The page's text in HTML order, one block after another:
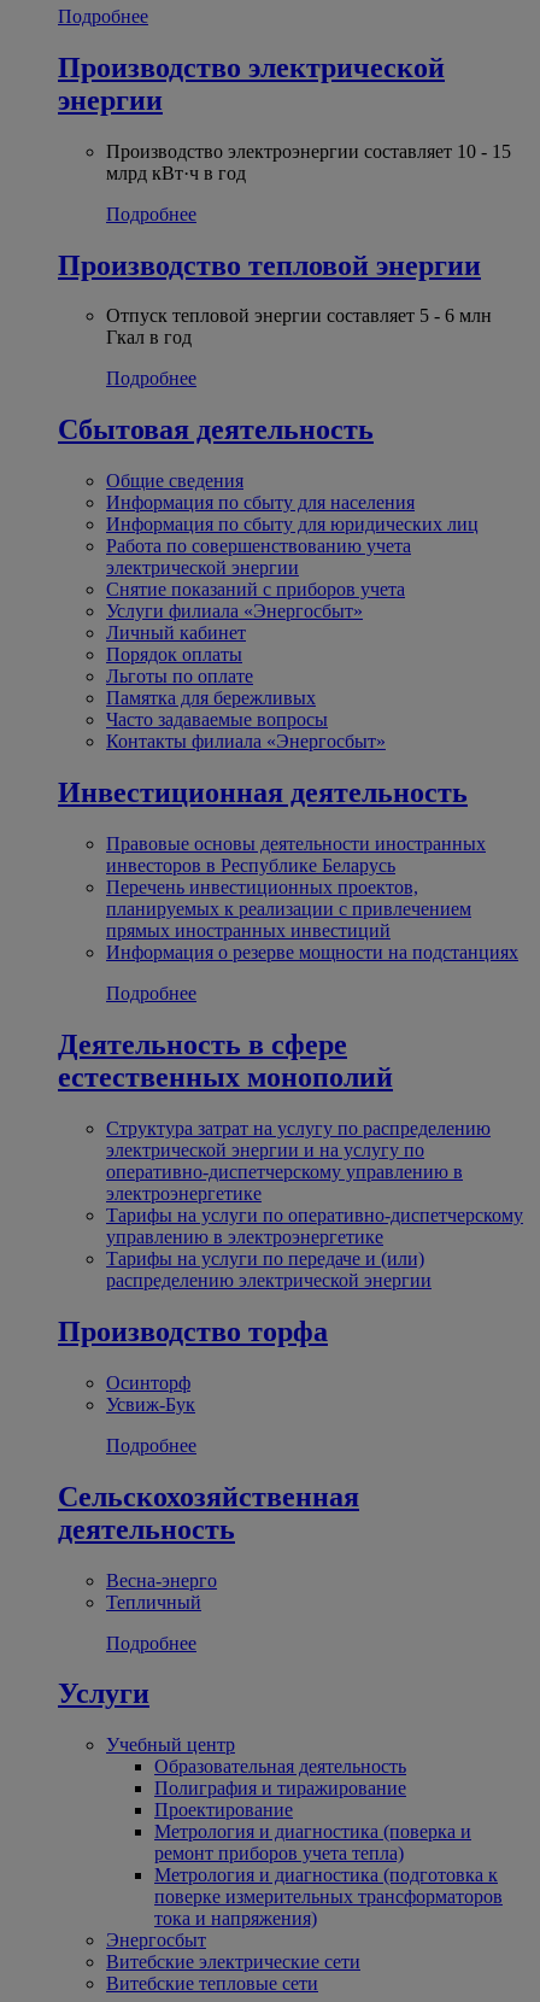
Подробнее
Производство электрической
энергии
Производство электроэнергии составляет 10 - 15
млрд кВт·ч в год
Подробнее
Производство тепловой энергии
Отпуск тепловой энергии составляет 5 - 6 млн
Гкал в год
Подробнее
Сбытовая деятельность
Общие сведения
Информация по сбыту для населения
Информация по сбыту для юридических лиц
Работа по совершенствованию учета
электрической энергии
Снятие показаний с приборов учета
Услуги филиала «Энергосбыт»
Личный кабинет
Порядок оплаты
Льготы по оплате
Памятка для бережливых
Часто задаваемые вопросы
Контакты филиала «Энергосбыт»
Инвестиционная деятельность
Правовые основы деятельности иностранных
инвесторов в Республике Беларусь
Перечень инвестиционных проектов,
планируемых к реализации с привлечением
прямых иностранных инвестиций
Информация о резерве мощности на подстанциях
Подробнее
Деятельность в сфере
естественных монополий
Структура затрат на услугу по распределению
электрической энергии и на услугу по
оперативно-диспетчерскому управлению в
электроэнергетике
Тарифы на услуги по оперативно-диспетчерскому
управлению в электроэнергетике
Тарифы на услуги по передаче и (или)
распределению электрической энергии
Производство торфа
Осинторф
Усвиж-Бук
Подробнее
Сельскохозяйственная
деятельность
Весна-энерго
Тепличный
Подробнее
Услуги
Учебный центр
Образовательная деятельность
Полиграфия и тиражирование
Проектирование
Метрология и диагностика (поверка и
ремонт приборов учета тепла)
Метрология и диагностика (подготовка к
поверке измерительных трансформаторов
тока и напряжения)
Энергосбыт
Витебские электрические сети
Витебские тепловые сети